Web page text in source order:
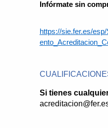
Infórmate sin
https://sie.fer.es/
Si tienes